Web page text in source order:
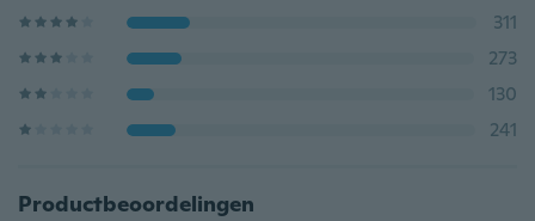
311
273
130
241
Productbeoordelingen